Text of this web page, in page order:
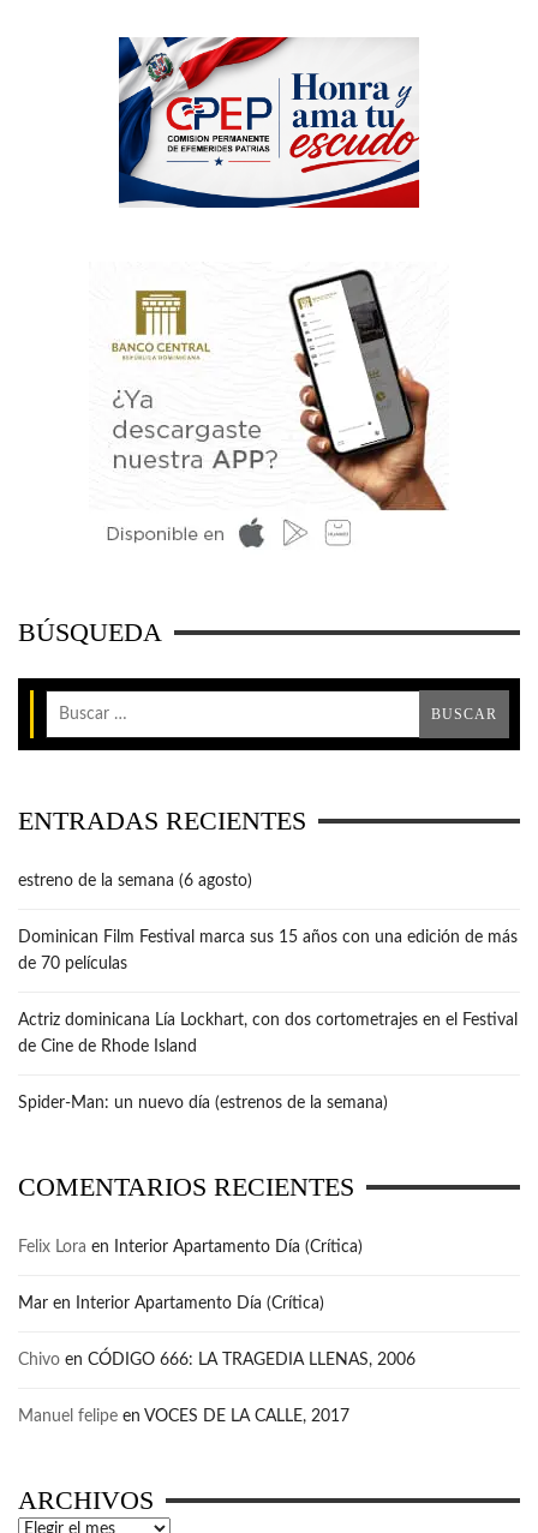
BÚSQUEDA
ENTRADAS RECIENTES
estreno de la semana (6 agosto)
Dominican Film Festival marca sus 15 años con una edición de más
de 70 películas
Actriz dominicana Lía Lockhart, con dos cortometrajes en el Festival
de Cine de Rhode Island
Spider-Man: un nuevo día (estrenos de la semana)
COMENTARIOS RECIENTES
Felix Lora en Interior Apartamento Día (Crítica)
Mar en Interior Apartamento Día (Crítica)
Chivo en CÓDIGO 666: LA TRAGEDIA LLENAS, 2006
Manuel felipe en VOCES DE LA CALLE, 2017
ARCHIVOS
Archivos